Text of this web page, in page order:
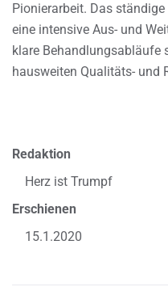
Pionierarbeit. Das
eine intensive Aus- und
klare Behandlungsabläufe
hausweiten Qualitäts- und
Redaktion
Herz ist Trumpf
Erschienen
15.1.2020